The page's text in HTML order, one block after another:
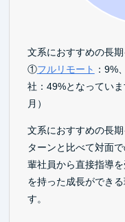
文系におすすめの長
①フルリモート ：9%
社：49%となってい
月）
文系におすすめの長
ターンと比べて対面
輩社員から直接指導
を持った成長ができ
す。